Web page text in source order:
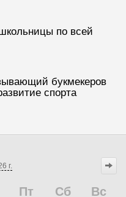
по всей
букмекеров
спорта
г.
Пт Сб Вс